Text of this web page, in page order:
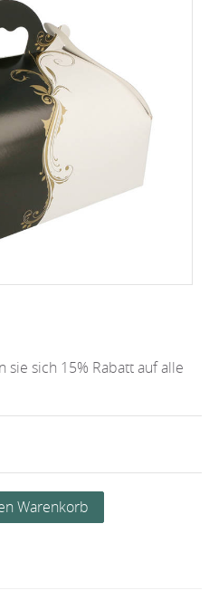
sie sich 15% Rabatt auf alle